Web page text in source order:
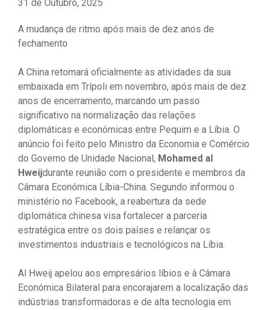
31 de Outubro, 2025
A mudança de ritmo após mais de dez anos de
fechamento
A China retomará oficialmente as atividades da sua
embaixada em Trípoli em novembro, após mais de dez
anos de encerramento, marcando um passo
significativo na normalização das relações
diplomáticas e económicas entre Pequim e a Líbia. O
anúncio foi feito pelo Ministro da Economia e Comércio
do Governo de Unidade Nacional, Mohamed al
Hweijdurante reunião com o presidente e membros da
Câmara Económica Líbia-China. Segundo informou o
ministério no Facebook, a reabertura da sede
diplomática chinesa visa fortalecer a parceria
estratégica entre os dois países e relançar os
investimentos industriais e tecnológicos na Líbia.
Al Hweij apelou aos empresários líbios e à Câmara
Económica Bilateral para encorajarem a localização das
indústrias transformadoras e de alta tecnologia em